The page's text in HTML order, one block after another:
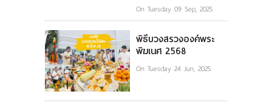
On Tuesday 09 Sep, 2025
พิธีบวงสรวงองค์พระ
พิฆเนศ 2568
On Tuesday 24 Jun, 2025